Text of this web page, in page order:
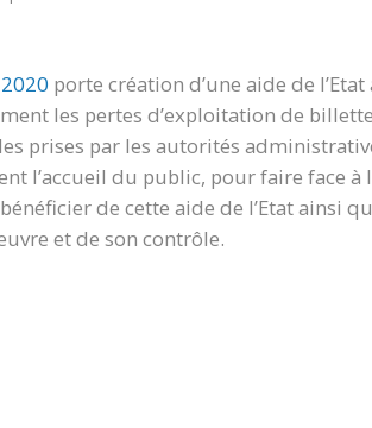
porte création d’une aide de
les pertes d’exploitation de
prises par les autorités
l’accueil du public, pour faire face à
de cette aide de l’Etat ainsi
et de son contrôle.